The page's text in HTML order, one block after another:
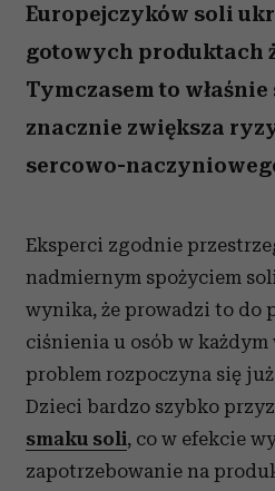
Europejczyków soli
gotowych produktach
Tymczasem to
znacznie zwiększa
sercowo-
Eksperci zgodnie
nadmiernym spożyciem
wynika, że prowadzi to do
ciśnienia u osób w każdym
problem rozpoczyna się
Dzieci bardzo szybko
smaku soli, co w efekcie
zapotrzebowanie na